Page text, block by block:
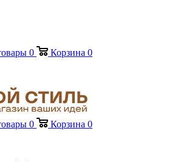
0 Корзина 0
0 Корзина 0